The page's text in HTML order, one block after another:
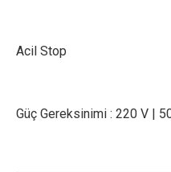
Acil Stop
Güç Gereksinimi : 220 V |